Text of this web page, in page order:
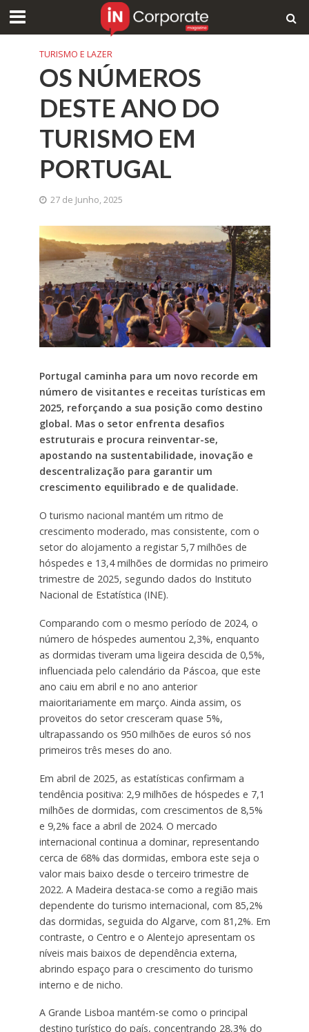
TURISMO E LAZER
OS NÚMEROS
DESTE ANO DO
TURISMO EM
PORTUGAL
27 de Junho, 2025
Portugal caminha para um novo recorde em
número de visitantes e receitas turísticas em
2025, reforçando a sua posição como destino
global. Mas o setor enfrenta desafios
estruturais e procura reinventar-se,
apostando na sustentabilidade, inovação e
descentralização para garantir um
crescimento equilibrado e de qualidade.
O turismo nacional mantém um ritmo de
crescimento moderado, mas consistente, com o
setor do alojamento a registar 5,7 milhões de
hóspedes e 13,4 milhões de dormidas no primeiro
trimestre de 2025, segundo dados do Instituto
Nacional de Estatística (INE).
Comparando com o mesmo período de 2024, o
número de hóspedes aumentou 2,3%, enquanto
as dormidas tiveram uma ligeira descida de 0,5%,
influenciada pelo calendário da Páscoa, que este
ano caiu em abril e no ano anterior
maioritariamente em março. Ainda assim, os
proveitos do setor cresceram quase 5%,
ultrapassando os 950 milhões de euros só nos
primeiros três meses do ano.
Em abril de 2025, as estatísticas confirmam a
tendência positiva: 2,9 milhões de hóspedes e 7,1
milhões de dormidas, com crescimentos de 8,5%
e 9,2% face a abril de 2024. O mercado
internacional continua a dominar, representando
cerca de 68% das dormidas, embora este seja o
valor mais baixo desde o terceiro trimestre de
2022. A Madeira destaca-se como a região mais
dependente do turismo internacional, com 85,2%
das dormidas, seguida do Algarve, com 81,2%. Em
contraste, o Centro e o Alentejo apresentam os
níveis mais baixos de dependência externa,
abrindo espaço para o crescimento do turismo
interno e de nicho.
A Grande Lisboa mantém-se como o principal
destino turístico do país, concentrando 28,3% do